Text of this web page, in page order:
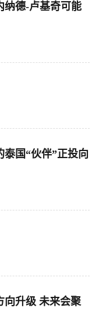
纳德-卢基奇可能
泰国“伙伴”正投向
向升级 未来会聚